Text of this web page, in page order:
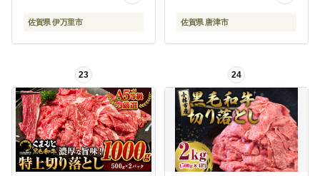
佐賀県 伊万里市 佐賀県 唐津市
23 24